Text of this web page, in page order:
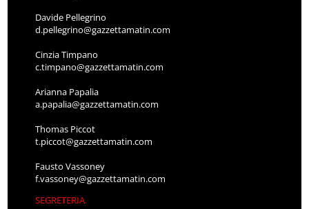
Davide Pellegrino
d.pellegrino@gazzettamatin.com
Cinzia Timpano
c.timpano@gazzettamatin.com
Arianna Papalia
a.papalia@gazzettamatin.com
Thomas Piccot
t.piccot@gazzettamatin.com
Fausto Vassoney
f.vassoney@gazzettamatin.com
SEGRETERIA